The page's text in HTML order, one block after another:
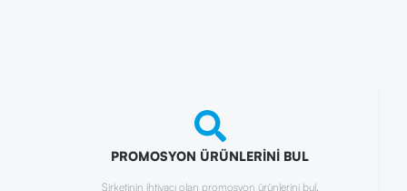
PROMOSYON ÜRÜNLERİNİ BUL
Şirketinin ihtiyacı olan promosyon ürünlerini bul.